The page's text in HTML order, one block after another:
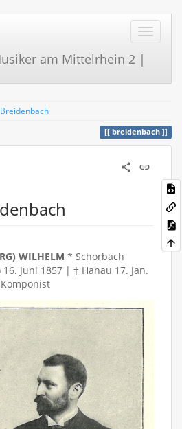
am Mittelrhein 2 |
breidenbach
WILHELM * Schorbach
Juni 1857 | † Hanau 17. Jan.